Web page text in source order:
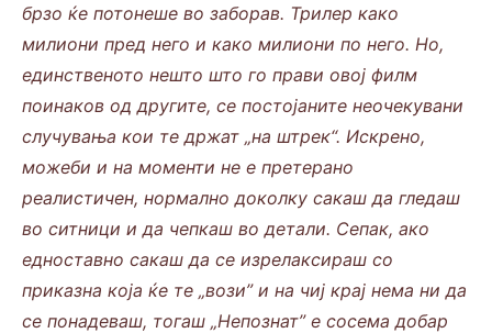
брзо ќе потонеше во заборав. Трилер како
милиони пред него и како милиони по него. Но,
единственото нешто што го прави овој филм
поинаков од другите, се постојаните неочекувани
случувања кои те држат „на штрек“. Искрено,
можеби и на моменти не е претерано
реалистичен, нормално доколку сакаш да гледаш
во ситници и да чепкаш во детали. Сепак, ако
едноставно сакаш да се изрелаксираш со
приказна која ќе те „вози” и на чиј крај нема ни да
се понадеваш, тогаш „Непознат” е сосема добар